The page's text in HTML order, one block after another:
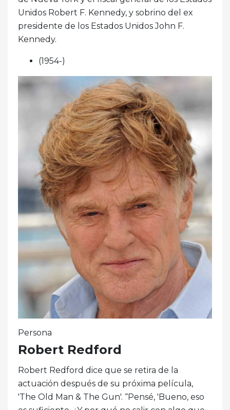
Unidos Robert F. Kennedy, y sobrino del ex
presidente de los Estados Unidos John F.
Kennedy.
(1954-)
Persona
Robert Redford
Robert Redford dice que se retira de la
actuación después de su próxima película,
'The Old Man & The Gun'. “Pensé, 'Bueno, eso